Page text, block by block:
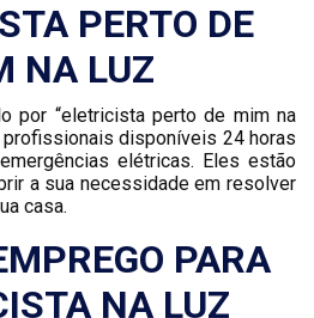
PERTO DE
NA LUZ
por “eletricista perto de mim na
disponíveis 24 horas
elétricas. Eles estão
a sua necessidade em resolver
casa.
PARA
NA LUZ